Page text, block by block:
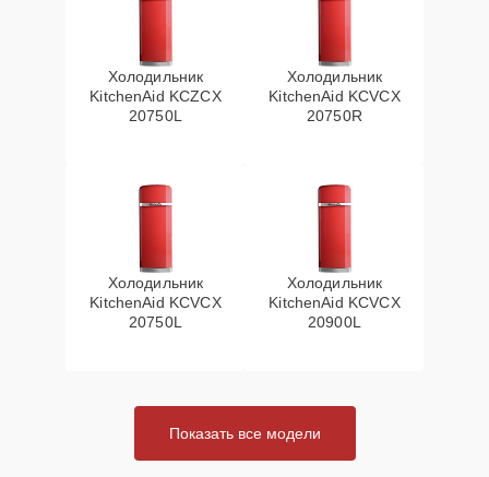
Холодильник
KitchenAid KCZCX
20750L
Холодильник
KitchenAid KCVCX
20750R
Холодильник
KitchenAid KCVCX
20750L
Холодильник
KitchenAid KCVCX
20900L
Показать все модели